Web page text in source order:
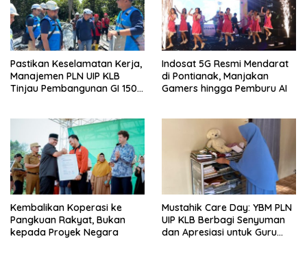
Pastikan Keselamatan Kerja,
Manajemen PLN UIP KLB
Tinjau Pembangunan GI 150
Indosat 5G Resmi Mendarat
di Pontianak, Manjakan
Gamers hingga Pemburu AI
Kembalikan Koperasi ke
Pangkuan Rakyat, Bukan
kepada Proyek Negara
Mustahik Care Day: YBM PLN
UIP KLB Berbagi Senyuman
dan Apresiasi untuk Guru